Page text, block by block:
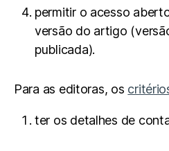
permitir o acesso
versão do artigo
publicada).
Para as editoras, os
ter os detalhes de